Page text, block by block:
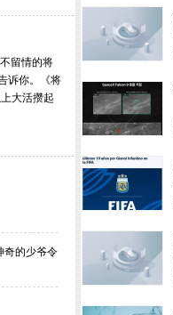
留情的将
诉你。《将
大活攒起
奇的少爷令